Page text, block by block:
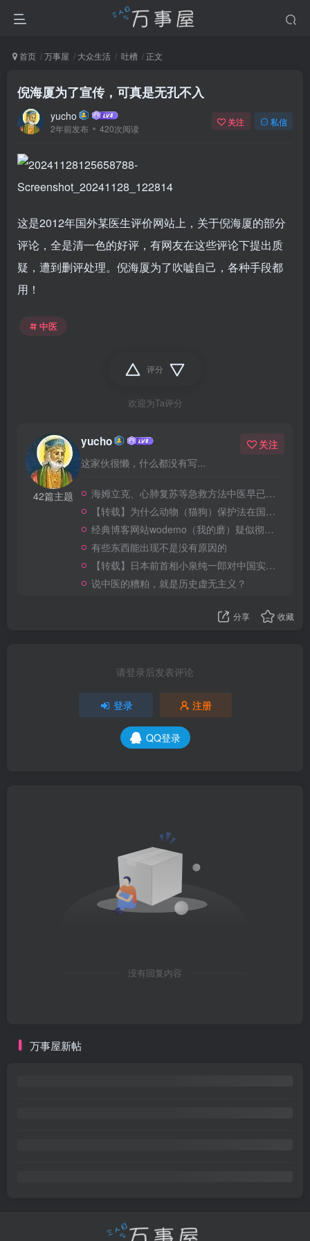
首页 万事屋 大众生活 吐槽 正文
倪海厦为了宣传，可真是无孔不入
yucho
2年前发布 420次阅读
关注 私信
这是2012年国外某医生评价网站上，关于倪海厦的部分
评论，全是清一色的好评，有网友在这些评论下提出质
疑，遭到删评处理。倪海厦为了吹嘘自己，各种手段都
用！
中医
评分
欢迎为Ta评分
42篇主题
yucho
这家伙很懒，什么都没有写...
关注
海姆立克、心肺复苏等急救方法中医早已有之？AI的胡编罢了
【转载】为什么动物（猫狗）保护法在国外能顺利通过并实施，在我国则会面临如此巨大的争议？
经典博客网站wodemo（我的磨）疑似彻底GG
有些东西能出现不是没有原因的
【转载】日本前首相小泉纯一郎对中国实施“换国计划”？谣言！
说中医的糟粕，就是历史虚无主义？
分享 收藏
请登录后发表评论
登录 注册
QQ登录
没有回复内容
万事屋新帖